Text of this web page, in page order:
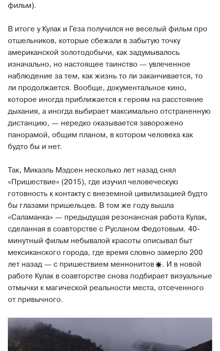
фильм).
В итоге у Кулак и Геза получился не веселый фильм про
отшельников, которые сбежали в забытую точку
американской золотодобычи, как задумывалось
изначально, но настоящее таинство — увлеченное
наблюдение за тем, как жизнь то ли заканчивается, то
ли продолжается. Вообще, документальное кино,
которое иногда приближается к героям на расстояние
дыхания, а иногда выбирает максимально отстраненную
дистанцию, — нередко оказывается заворожено
панорамой, общим планом, в котором человека как
будто бы и нет.
Так, Микаэль Мэдсен несколько лет назад снял
«Пришествие» (2015), где изучил человеческую
готовность к контакту с внеземной цивилизацией будто
бы глазами пришельцев. В том же году вышла
«Саламанка» — предыдущая резонансная работа Кулак,
сделанная в соавторстве с Русланом Федотовым. 40-
минутный фильм небывалой красоты описывал быт
мексиканского города, где время словно замерло 200
лет назад — с пришествием меннонитов
. И в новой
работе Кулак в соавторстве снова подбирает визуальные
отмычки к магической реальности места, отсеченного
от привычного.